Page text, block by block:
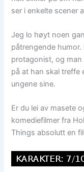
ser i enkelte scener
Jeg lo høyt noen
påtrengende
protagonist, og man
på at han skal
ungene sine.
Er du lei av masete
komediefilmer fra
Things absolutt en